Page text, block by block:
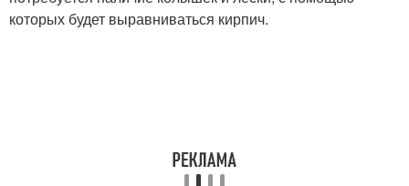
которых будет выравниваться кирпич.